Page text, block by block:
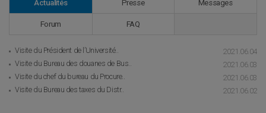
Actualités Presse Messages
Forum FAQ
Visite du Président de l’Université..
2021.06.04
Visite du Bureau des douanes de Bus..
2021.06.03
Visite du chef du bureau du Procure..
2021.06.03
Visite du Bureau des taxes du Distr..
2021.06.02